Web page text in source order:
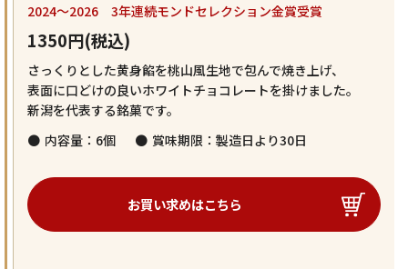
2024～2026 3年連続モンドセレクション金賞受賞
1350円(税込)
さっくりとした黄身餡を桃山風生地で包んで焼き上げ、
表面に口どけの良いホワイトチョコレートを掛けました。
新潟を代表する銘菓です。
内容量：6個
賞味期限：製造日より30日
お買い求めはこちら